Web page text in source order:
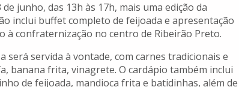
junho, das 13h às 17h, mais uma edição da
inclui buffet completo de feijoada e apresentação
à confraternização no centro de Ribeirão Preto.
será servida à vontade, com carnes tradicionais e
banana frita, vinagrete. O cardápio também inclui
de feijoada, mandioca frita e batidinhas, além de